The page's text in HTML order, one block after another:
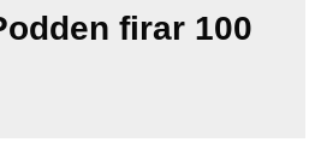
firar 100